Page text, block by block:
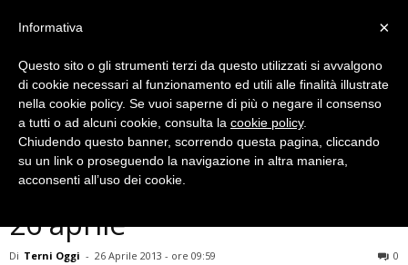
Meteo
Terni, previsioni meteo del
26 aprile
Di Terni Oggi - 26 Aprile 2013 - ore 09:59 0
×
Informativa
Questo sito o gli strumenti terzi da questo utilizzati si avvalgono
di cookie necessari al funzionamento ed utili alle finalità illustrate
nella cookie policy. Se vuoi saperne di più o negare il consenso
a tutti o ad alcuni cookie, consulta la cookie policy.
Chiudendo questo banner, scorrendo questa pagina, cliccando
su un link o proseguendo la navigazione in altra maniera,
acconsenti all’uso dei cookie.